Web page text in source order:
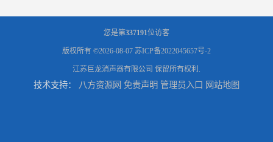
您是第337191位访客
版权所有 ©2026-08-07 苏ICP备2022045657号-2
江苏巨龙消声器有限公司 保留所有权利.
技术支持： 八方资源网 免责声明 管理员入口 网站地图